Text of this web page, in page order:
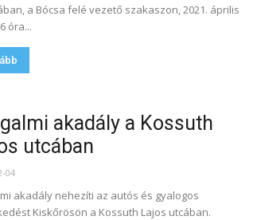
a Bócsa felé vezető szakaszon, 2021. április
óra...
akadály a Kossuth
utcában
04
akadály nehezíti az autós és gyalogos
Kiskőrösön a Kossuth Lajos utcában.